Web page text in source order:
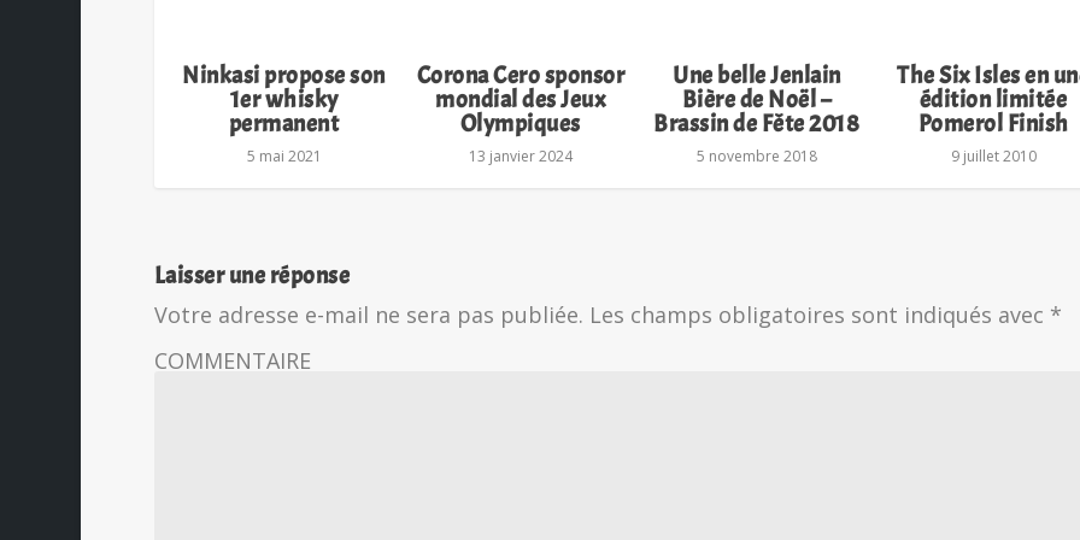
Ninkasi propose son
1er whisky
permanent
5 mai 2021
Corona Cero sponsor
mondial des Jeux
Olympiques
13 janvier 2024
Une belle Jenlain
Bière de Noël –
Brassin de Fête 2018
5 novembre 2018
The Six Isles en
édition limitée
Pomerol Finish
9 juillet 2010
Laisser une réponse
Votre adresse e-mail ne sera pas publiée. Les champs obligatoires sont indiqués avec *
COMMENTAIRE